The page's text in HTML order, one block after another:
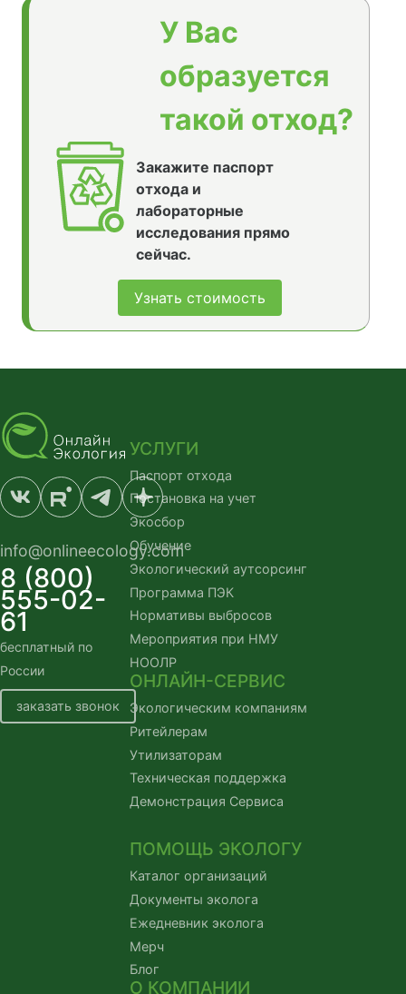
У Вас
образуется
такой отход?
Закажите паспорт
отхода и
лабораторные
исследования прямо
сейчас.
Узнать стоимость
info@onlineecology.com
8 (800)
555-02-
61
бесплатный по
России
заказать звонок
УСЛУГИ
Паспорт отхода
Постановка на учет
Экосбор
Обучение
Экологический аутсорсинг
Программа ПЭК
Нормативы выбросов
Мероприятия при НМУ
НООЛР
ОНЛАЙН-СЕРВИС
Экологическим компаниям
Ритейлерам
Утилизаторам
Техническая поддержка
Демонстрация Сервиса
ПОМОЩЬ ЭКОЛОГУ
Каталог организаций
Документы эколога
Ежедневник эколога
Мерч
Блог
О КОМПАНИИ